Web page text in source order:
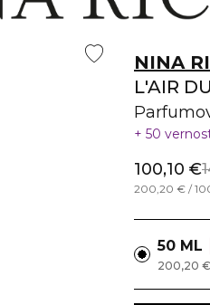
NINA
L'AIR
50
100,10 €
200,20 € /
50 ML
200,20 €